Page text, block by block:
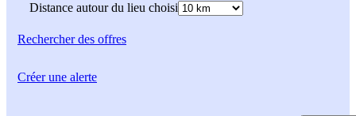
Distance autour du lieu choisi
Rechercherdes offres
Créer une alerte